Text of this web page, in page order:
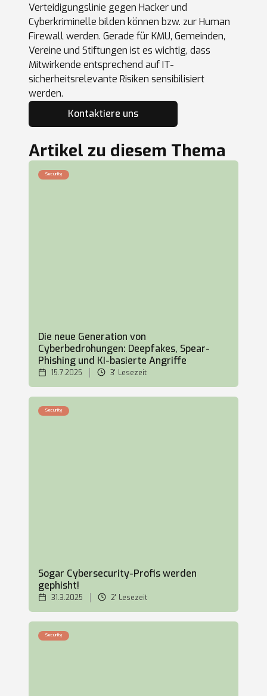
Verteidigungslinie gegen Hacker und
Cyberkriminelle bilden können bzw. zur Human
Firewall werden. Gerade für KMU, Gemeinden,
Vereine und Stiftungen ist es wichtig, dass
Mitwirkende entsprechend auf IT-
sicherheitsrelevante Risiken sensibilisiert
werden.
Kontaktiere uns
Artikel zu diesem Thema
Security
Die neue Generation von
Cyberbedrohungen: Deepfakes, Spear-
Phishing und KI-basierte Angriffe
15.7.2025 3' Lesezeit
Security
Sogar Cybersecurity-Profis werden
gephisht!
31.3.2025 2' Lesezeit
Security